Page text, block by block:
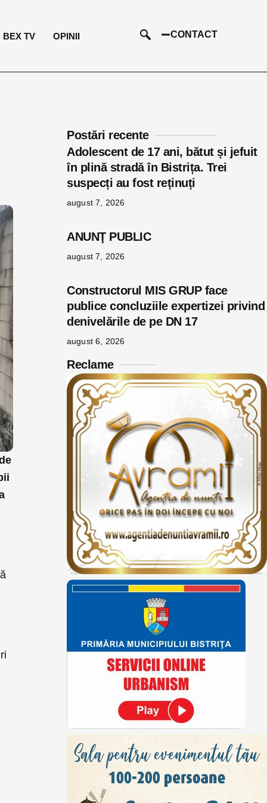
BEX TV OPINII CONTACT
Postări recente
Adolescent de 17 ani, bătut și jefuit
în plină stradă în Bistrița. Trei
suspecți au fost reținuți
august 7, 2026
ANUNŢ PUBLIC
august 7, 2026
Constructorul MIS GRUP face
publice concluziile expertizei privind
denivelările de pe DN 17
august 6, 2026
Reclame